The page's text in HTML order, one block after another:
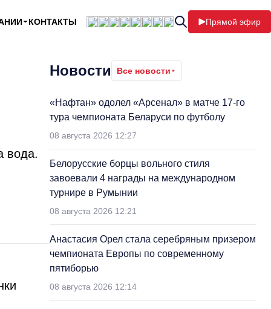
КОНТАКТЫ Прямой эфир
вода.
Новости Все новости
«Нафтан» одолел «Арсенал» в матче 17-го
тура чемпионата Беларуси по футболу
08 августа 2026 12:27
Белорусские борцы вольного стиля
завоевали 4 награды на международном
турнире в Румынии
08 августа 2026 12:21
Анастасия Орел стала серебряным призером
чемпионата Европы по современному
пятиборью
08 августа 2026 12:14